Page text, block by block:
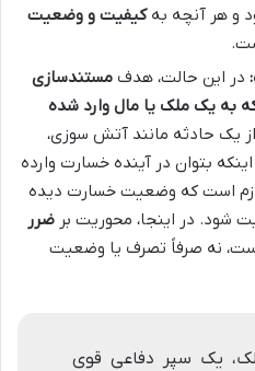
و هر آنچه بهکیفیت و وضعیت
در این حالت، هدف مستندسازی
به یک ملک یا مال وارد شده
یک حادثه مانند آتش سوزی،
بتوان در آینده خسارت وارده
لازم است که وضعیت خسارت دیده
در اینجا، محوریت بر ضرر
نه صرفاً تصرف یا وضعیت
یک سپر دفاعی قوی